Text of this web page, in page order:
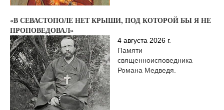
«В СЕВАСТОПОЛЕ НЕТ КРЫШИ, ПОД КОТОРОЙ БЫ Я НЕ
ПРОПОВЕДОВАЛ»
4 августа 2026 г.
Памяти
священноисповедника
Романа Медведя.